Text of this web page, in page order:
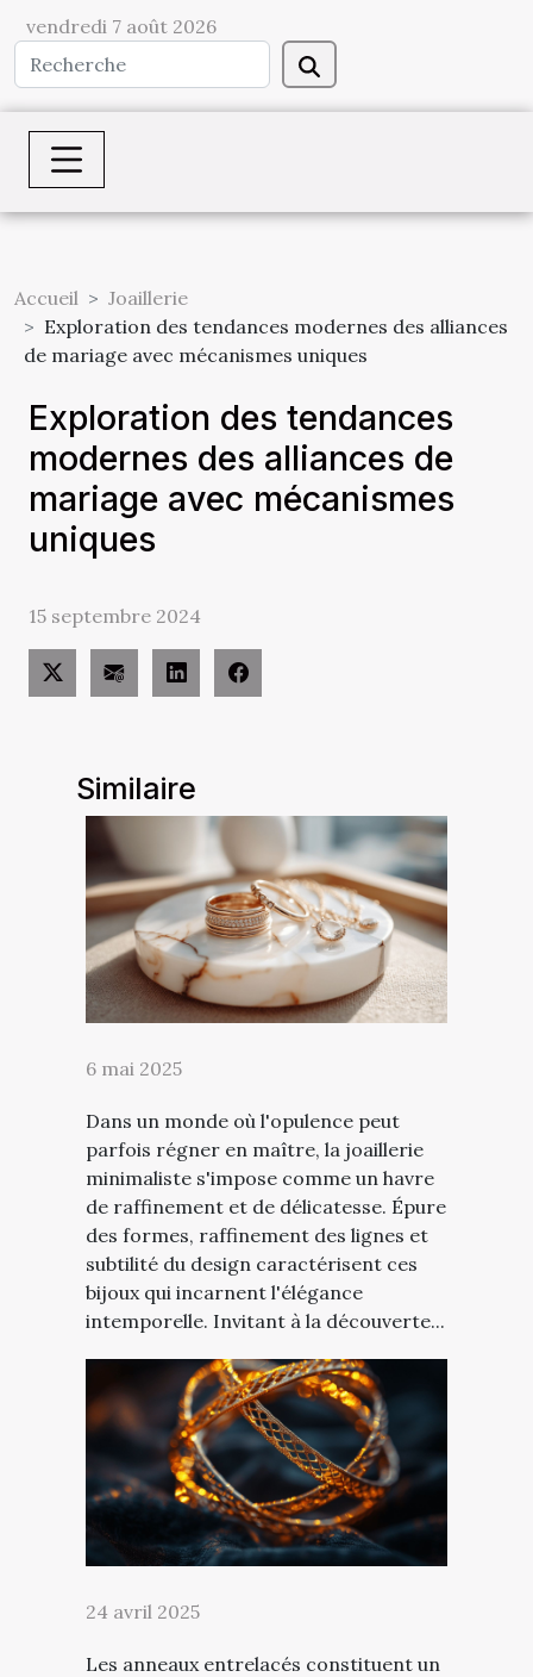
vendredi 7 août 2026
Accueil
Joaillerie
Exploration des tendances modernes des alliances
de mariage avec mécanismes uniques
Exploration des tendances
modernes des alliances de
mariage avec mécanismes
uniques
15 septembre 2024
Similaire
6 mai 2025
Dans un monde où l'opulence peut
parfois régner en maître, la joaillerie
minimaliste s'impose comme un havre
de raffinement et de délicatesse. Épure
des formes, raffinement des lignes et
subtilité du design caractérisent ces
bijoux qui incarnent l'élégance
intemporelle. Invitant à la découverte...
24 avril 2025
Les anneaux entrelacés constituent un